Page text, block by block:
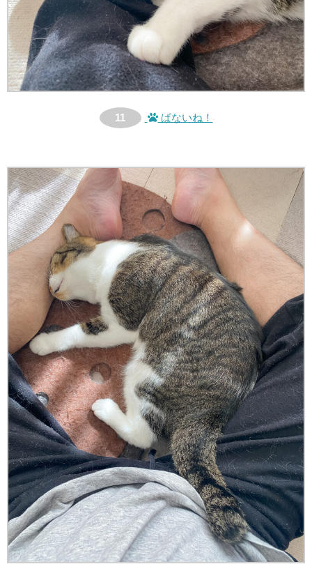
11 ぱないね！